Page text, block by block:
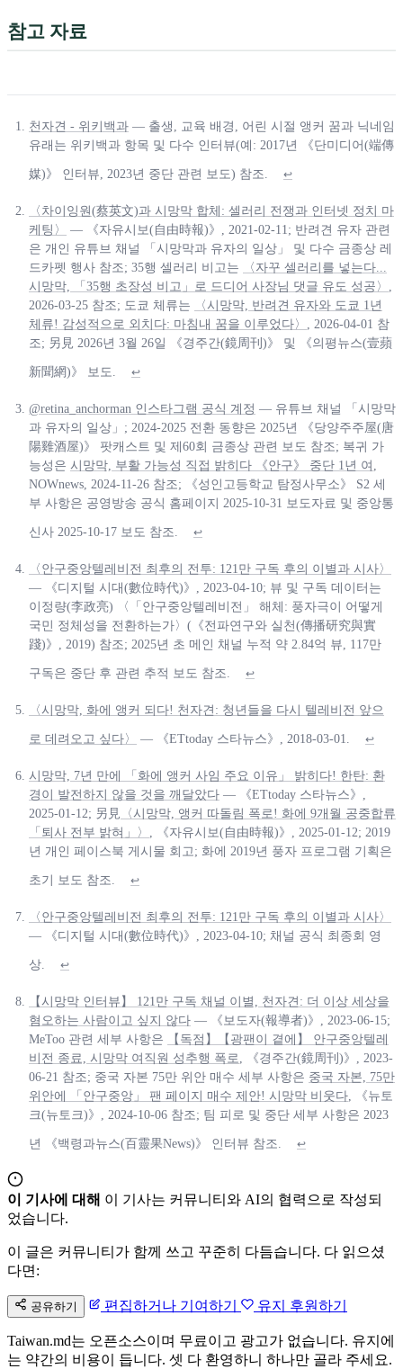
참고 자료
천자견 - 위키백과 — 출생, 교육 배경, 어린 시절 앵커 꿈과 닉네임
유래는 위키백과 항목 및 다수 인터뷰(예: 2017년 《단미디어(端傳
媒)》 인터뷰, 2023년 중단 관련 보도) 참조. ↩
〈차이잉원(蔡英文)과 시망막 합체: 셀러리 전쟁과 인터넷 정치 마
케팅〉
— 《자유시보(自由時報)》, 2021-02-11; 반려견 유자 관련
은 개인 유튜브 채널 「시망막과 유자의 일상」 및 다수 금종상 레
드카펫 행사 참조; 35행 셀러리 비고는
〈자꾸 셀러리를 넣는다...
시망막, 「35행 초장성 비고」로 드디어 사장님 댓글 유도 성공〉 ,
2026-03-25 참조; 도쿄 체류는
〈시망막, 반려견 유자와 도쿄 1년
체류! 감성적으로 외치다: 마침내 꿈을 이루었다〉 , 2026-04-01 참
조; 另見 2026년 3월 26일 《경주간(鏡周刊)》 및 《의평뉴스(壹蘋
新聞網)》 보도. ↩
@retina_anchorman 인스타그램 공식 계정 — 유튜브 채널 「시망막
과 유자의 일상」; 2024-2025 전환 동향은 2025년 《당양주주屋(唐
陽雞酒屋)》 팟캐스트 및 제60회 금종상 관련 보도 참조; 복귀 가
능성은 시망막, 부활 가능성 직접 밝히다 《안구》 중단 1년 여 ,
NOWnews, 2024-11-26 참조; 《성인고등학교 탐정사무소》 S2 세
부 사항은 공영방송 공식 홈페이지 2025-10-31 보도자료 및 중앙통
신사 2025-10-17 보도 참조. ↩
〈안구중앙텔레비전 최후의 전투: 121만 구독 후의 이별과 시사〉
— 《디지털 시대(數位時代)》, 2023-04-10; 뷰 및 구독 데이터는
이정량(李政亮) 〈「안구중앙텔레비전」 해체: 풍자극이 어떻게
국민 정체성을 전환하는가〉(《전파연구와 실천(傳播研究與實
踐)》, 2019) 참조; 2025년 초 메인 채널 누적 약 2.84억 뷰, 117만
구독은 중단 후 관련 추적 보도 참조. ↩
〈시망막, 화에 앵커 되다! 천자견: 청년들을 다시 텔레비전 앞으
로 데려오고 싶다〉 — 《ETtoday 스타뉴스》, 2018-03-01. ↩
시망막, 7년 만에 「화에 앵커 사임 주요 이유」 밝히다! 한탄: 환
경이 발전하지 않을 것을 깨달았다 — 《ETtoday 스타뉴스》,
2025-01-12; 另見 〈시망막, 앵커 따돌림 폭로! 화에 9개월 공중합류
「퇴사 전부 밝혀」〉 , 《자유시보(自由時報)》, 2025-01-12; 2019
년 개인 페이스북 게시물 회고; 화에 2019년 풍자 프로그램 기획은
초기 보도 참조. ↩
〈안구중앙텔레비전 최후의 전투: 121만 구독 후의 이별과 시사〉
— 《디지털 시대(數位時代)》, 2023-04-10; 채널 공식 최종회 영
상. ↩
【시망막 인터뷰】 121만 구독 채널 이별, 천자견: 더 이상 세상을
혐오하는 사람이고 싶지 않다 — 《보도자(報導者)》, 2023-06-15;
MeToo 관련 세부 사항은
【독점】【광팬이 곁에】 안구중앙텔레
비전 종료, 시망막 여직원 성추행 폭로, 《경주간(鏡周刊)》, 2023-
06-21 참조; 중국 자본 75만 위안 매수 세부 사항은 중국 자본, 75만
위안에 「안구중앙」 팬 페이지 매수 제안! 시망막 비웃다, 《뉴토
크(뉴토크)》, 2024-10-06 참조; 팀 피로 및 중단 세부 사항은 2023
년 《백령과뉴스(百靈果News)》 인터뷰 참조. ↩
이 기사에 대해 이 기사는 커뮤니티와 AI의 협력으로 작성되
었습니다.
이 글은 커뮤니티가 함께 쓰고 꾸준히 다듬습니다. 다 읽으셨
다면:
공유하기 편집하거나 기여하기 유지 후원하기
Taiwan.md는 오픈소스이며 무료이고 광고가 없습니다. 유지에
는 약간의 비용이 듭니다. 셋 다 환영하니 하나만 골라 주세요.